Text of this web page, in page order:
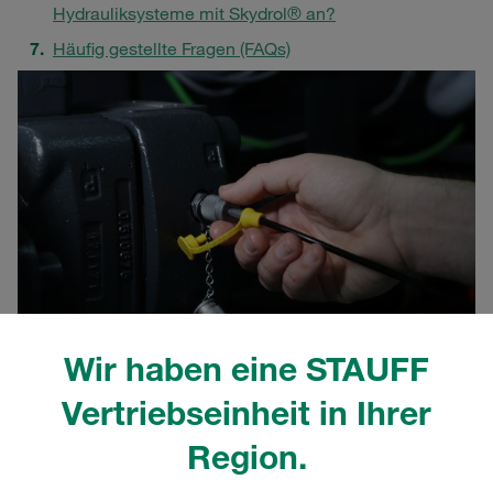
Wir haben eine STAUFF
Vertriebseinheit in Ihrer
Region.
Hydrauliksysteme mit Skydrol® an?
Häufig gestellte Fragen (FAQs)
Einführung in Skydrol®